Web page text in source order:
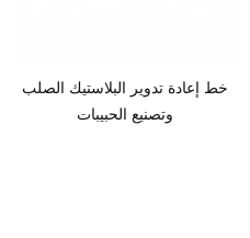
خط إعادة تدوير البلاستيك الصلب
وتصنيع الحبيبات